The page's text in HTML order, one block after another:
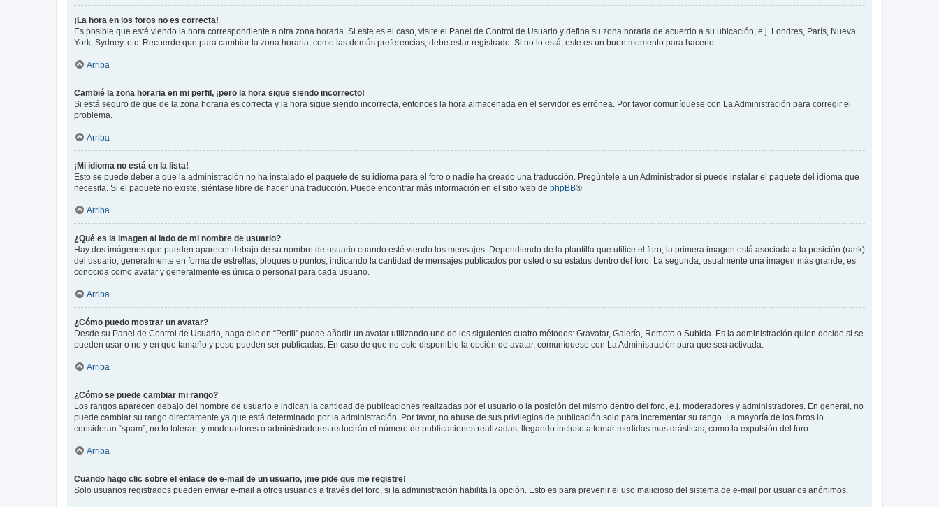
¡La hora en los foros no es correcta!
Es posible que esté viendo la hora correspondiente a otra zona horaria. Si este es el caso, visite el Panel de Control de Usuario y defina su zona horaria de acuerdo a su ubicación, e.j. Londres, París, Nueva
York, Sydney, etc. Recuerde que para cambiar la zona horaria, como las demás preferencias, debe estar registrado. Si no lo está, este es un buen momento para hacerlo.
Arriba
Cambié la zona horaria en mi perfil, ¡pero la hora sigue siendo incorrecto!
Si está seguro de que de la zona horaria es correcta y la hora sigue siendo incorrecta, entonces la hora almacenada en el servidor es errónea. Por favor comuníquese con La Administración para corregir el
problema.
Arriba
¡Mi idioma no está en la lista!
Esto se puede deber a que la administración no ha instalado el paquete de su idioma para el foro o nadie ha creado una traducción. Pregúntele a un Administrador si puede instalar el paquete del idioma que
necesita. Si el paquete no existe, siéntase libre de hacer una traducción. Puede encontrar más información en el sitio web de phpBB®
Arriba
¿Qué es la imagen al lado de mi nombre de usuario?
Hay dos imágenes que pueden aparecer debajo de su nombre de usuario cuando esté viendo los mensajes. Dependiendo de la plantilla que utilice el foro, la primera imagen está asociada a la posición (rank)
del usuario, generalmente en forma de estrellas, bloques o puntos, indicando la cantidad de mensajes publicados por usted o su estatus dentro del foro. La segunda, usualmente una imagen más grande, es
conocida como avatar y generalmente es única o personal para cada usuario.
Arriba
¿Cómo puedo mostrar un avatar?
Desde su Panel de Control de Usuario, haga clic en “Perfil” puede añadir un avatar utilizando uno de los siguientes cuatro métodos: Gravatar, Galería, Remoto o Subida. Es la administración quien decide si se
pueden usar o no y en que tamaño y peso pueden ser publicadas. En caso de que no este disponible la opción de avatar, comuníquese con La Administración para que sea activada.
Arriba
¿Cómo se puede cambiar mi rango?
Los rangos aparecen debajo del nombre de usuario e indican la cantidad de publicaciones realizadas por el usuario o la posición del mismo dentro del foro, e.j. moderadores y administradores. En general, no
puede cambiar su rango directamente ya que está determinado por la administración. Por favor, no abuse de sus privilegios de publicación solo para incrementar su rango. La mayoría de los foros lo
consideran “spam”, no lo toleran, y moderadores o administradores reducirán el número de publicaciones realizadas, llegando incluso a tomar medidas mas drásticas, como la expulsión del foro.
Arriba
Cuando hago clic sobre el enlace de e-mail de un usuario, ¡me pide que me registre!
Solo usuarios registrados pueden enviar e-mail a otros usuarios a través del foro, si la administración habilita la opción. Esto es para prevenir el uso malicioso del sistema de e-mail por usuarios anónimos.